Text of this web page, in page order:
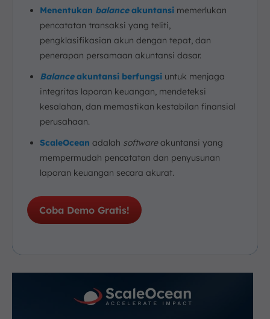
Menentukan balanceakuntansi memerlukan
pencatatan transaksi yang teliti,
pengklasifikasian akun dengan tepat, dan
penerapan persamaan akuntansi dasar.
Balanceakuntansi berfungsi untuk menjaga
integritas laporan keuangan, mendeteksi
kesalahan, dan memastikan kestabilan finansial
perusahaan.
ScaleOcean adalah softwareakuntansi yang
mempermudah pencatatan dan penyusunan
laporan keuangan secara akurat.
Coba Demo Gratis!